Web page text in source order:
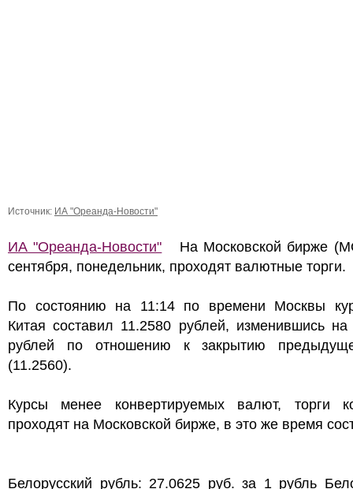
Источник: ИА "Ореанда-Новости"
ИА "Ореанда-Новости" На Московской бирже
сентября, понедельник, проходят валютные торги.
По состоянию на 11:14 по времени Москвы
Китая составил 11.2580 рублей, изменившись на
рублей по отношению к закрытию
(11.2560).
Курсы менее конвертируемых валют, торги
проходят на Московской бирже, в это же время
Белорусский рубль: 27.0625 руб. за 1 рубль